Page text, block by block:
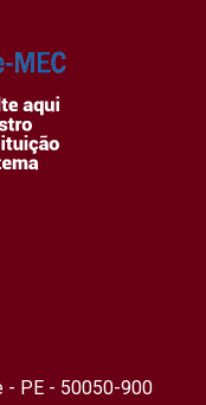
- PE - 50050-900